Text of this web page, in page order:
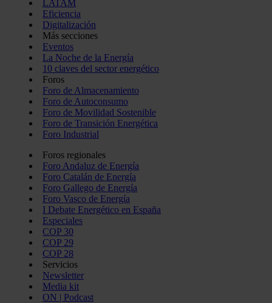
LATAM
Eficiencia
Digitalización
Más secciones
Eventos
La Noche de la Energía
10 claves del sector energético
Foros
Foro de Almacenamiento
Foro de Autoconsumo
Foro de Movilidad Sostenible
Foro de Transición Energética
Foro Industrial
Foros regionales
Foro Andaluz de Energía
Foro Catalán de Energía
Foro Gallego de Energía
Foro Vasco de Energía
I Debate Energético en España
Especiales
COP 30
COP 29
COP 28
Servicios
Newsletter
Media kit
ON | Podcast